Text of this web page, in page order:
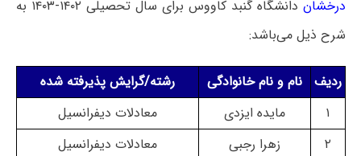
درخشان
دانشگاه گنبد کاووس برای سال تحصیلی ۱۴۰۲-۱۴۰۳ به
شرح ذیل می‌باشد:
ردیف نام و نام خانوادگی
رشته/گرایش پذیرفته شده
۱
مایده ایزدی
معادلات دیفرانسیل
۲
زهرا رجبی معادلات دیفرانسیل